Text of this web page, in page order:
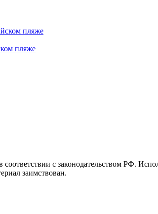
пляже
с законодательством РФ.
заимствован.